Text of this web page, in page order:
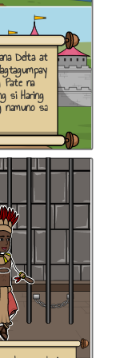
Delta at
na
namuno sa